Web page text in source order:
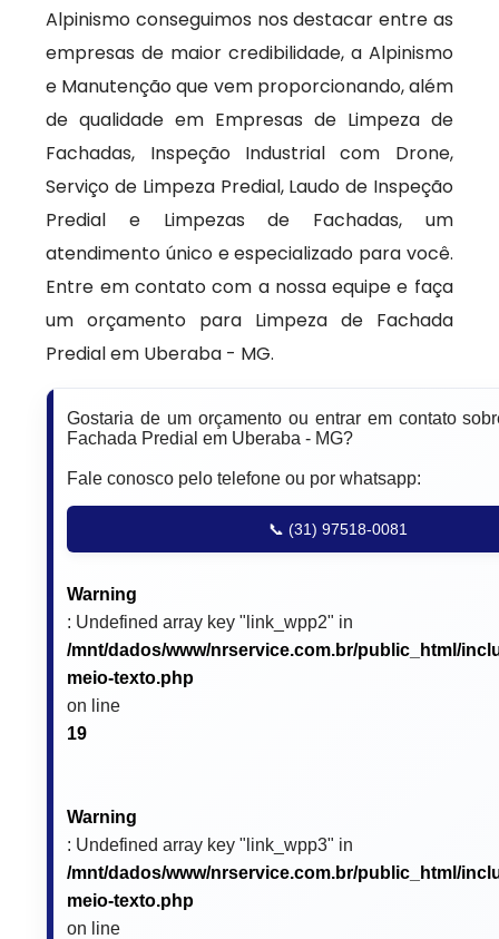
Alpinismo conseguimos nos destacar entre as
empresas de maior credibilidade, a Alpinismo
e Manutenção que vem proporcionando, além
de qualidade em Empresas de Limpeza de
Fachadas, Inspeção Industrial com Drone,
Serviço de Limpeza Predial, Laudo de Inspeção
Predial e Limpezas de Fachadas, um
atendimento único e especializado para você.
Entre em contato com a nossa equipe e faça
um orçamento para Limpeza de Fachada
Predial em Uberaba - MG.
Gostaria de um orçamento ou entrar em contato
Fachada Predial em Uberaba - MG?
Fale conosco pelo telefone ou por whatsapp:
📞 (31) 97518-0081
Warning
: Undefined array key "link_wpp2" in
/mnt/dados/www/nrservice.com.br/public_html/
meio-texto.php
on line
19
Warning
: Undefined array key "link_wpp3" in
/mnt/dados/www/nrservice.com.br/public_html/
meio-texto.php
on line